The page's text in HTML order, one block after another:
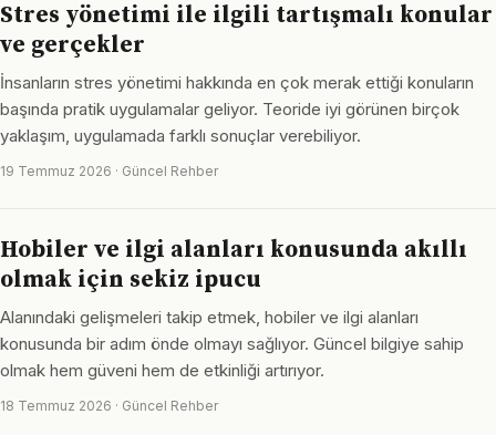
Stres yönetimi ile ilgili tartışmalı konular
ve gerçekler
İnsanların stres yönetimi hakkında en çok merak ettiği konuların
başında pratik uygulamalar geliyor. Teoride iyi görünen birçok
yaklaşım, uygulamada farklı sonuçlar verebiliyor.
19 Temmuz 2026 · Güncel Rehber
Hobiler ve ilgi alanları konusunda akıllı
olmak için sekiz ipucu
Alanındaki gelişmeleri takip etmek, hobiler ve ilgi alanları
konusunda bir adım önde olmayı sağlıyor. Güncel bilgiye sahip
olmak hem güveni hem de etkinliği artırıyor.
18 Temmuz 2026 · Güncel Rehber